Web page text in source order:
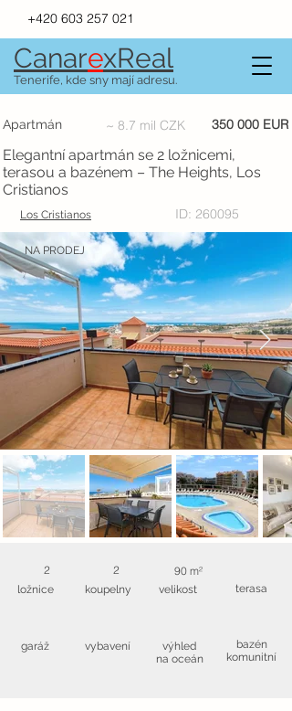
+420 603 257 021
CanarexReal
Tenerife, kde sny mají adresu.
Apartmán ~ 8.7 mil CZK 350 000 EUR
Elegantní apartmán se 2 ložnicemi,
terasou a bazénem – The Heights, Los
Cristianos
Los Cristianos ID: 260095
NA PRODEJ
2
ložnice
2
koupelny
90 m²
velikost
garáž vybavení
výhled
na oceán
terasa
bazén
komunitní